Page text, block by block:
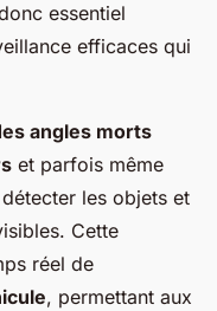
essentiel
efficaces qui
angles morts
et parfois même
les objets et
Cette
réel de
, permettant aux